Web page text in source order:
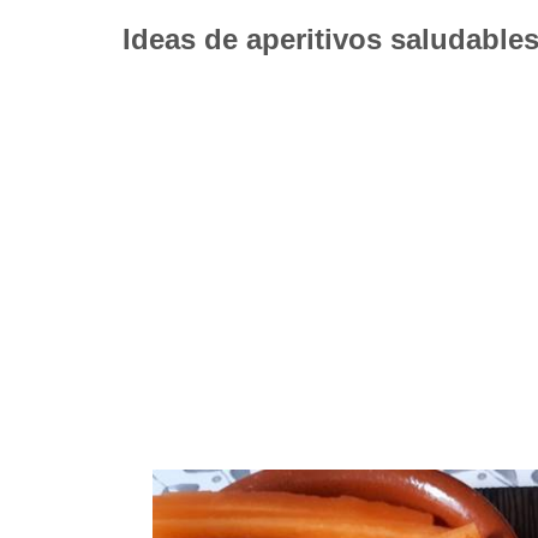
Ideas de aperitivos saludables